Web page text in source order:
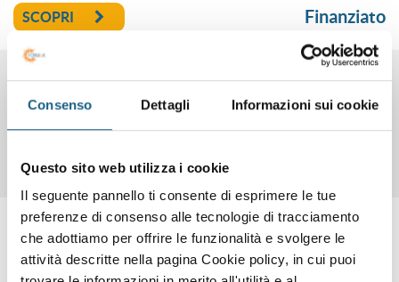
Consenso Dettagli Informazioni sui cookie
Questo sito web utilizza i cookie
Il seguente pannello ti consente di esprimere le tue
preferenze di consenso alle tecnologie di tracciamento
che adottiamo per offrire le funzionalità e svolgere le
attività descritte nella pagina Cookie policy, in cui puoi
SCOPRI Finanziato
Dal: 08/09/2026 al 01/12/2026
DURATA:76H
SCOPRI
Impiantistica elettrica e termoidraulica
corso ed esame per il patentino f-gas - modalita'
webinar
Dal: 18/09/2026 al 25/09/2026